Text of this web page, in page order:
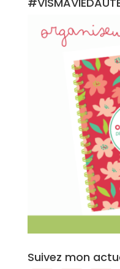
Suivez mon